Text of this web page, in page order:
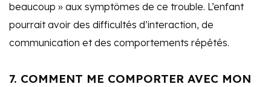
beaucoup » aux symptômes de ce trouble. L’enfant
pourrait avoir des difficultés d’interaction, de
communication et des comportements répétés.
7. COMMENT ME COMPORTER AVEC MON